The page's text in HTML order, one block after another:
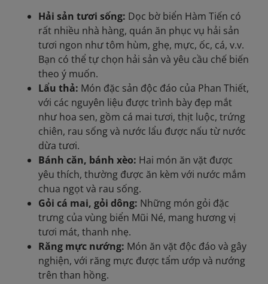
Hải sản tươi sống: Dọc bờ biển Hàm Tiến có
rất nhiều nhà hàng, quán ăn phục vụ hải sản
tươi ngon như tôm hùm, ghẹ, mực, ốc, cá, v.v.
Bạn có thể tự chọn hải sản và yêu cầu chế biến
theo ý muốn.
Lẩu thả: Món đặc sản độc đáo của Phan Thiết,
với các nguyên liệu được trình bày đẹp mắt
như hoa sen, gồm cá mai tươi, thịt luộc, trứng
chiên, rau sống và nước lẩu được nấu từ nước
dừa tươi.
Bánh căn, bánh xèo: Hai món ăn vặt được
yêu thích, thường được ăn kèm với nước mắm
chua ngọt và rau sống.
Gỏi cá mai, gỏi dông: Những món gỏi đặc
trưng của vùng biển Mũi Né, mang hương vị
tươi mát, thanh nhẹ.
Răng mực nướng: Món ăn vặt độc đáo và gây
nghiện, với răng mực được tẩm ướp và nướng
trên than hồng.